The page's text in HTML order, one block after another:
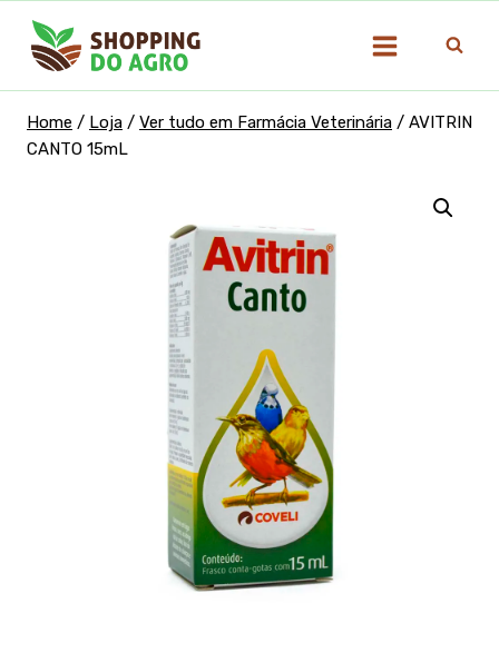
para
Home / Loja / Ver tudo em Farmácia Veterinária / AVITRIN
CANTO 15mL